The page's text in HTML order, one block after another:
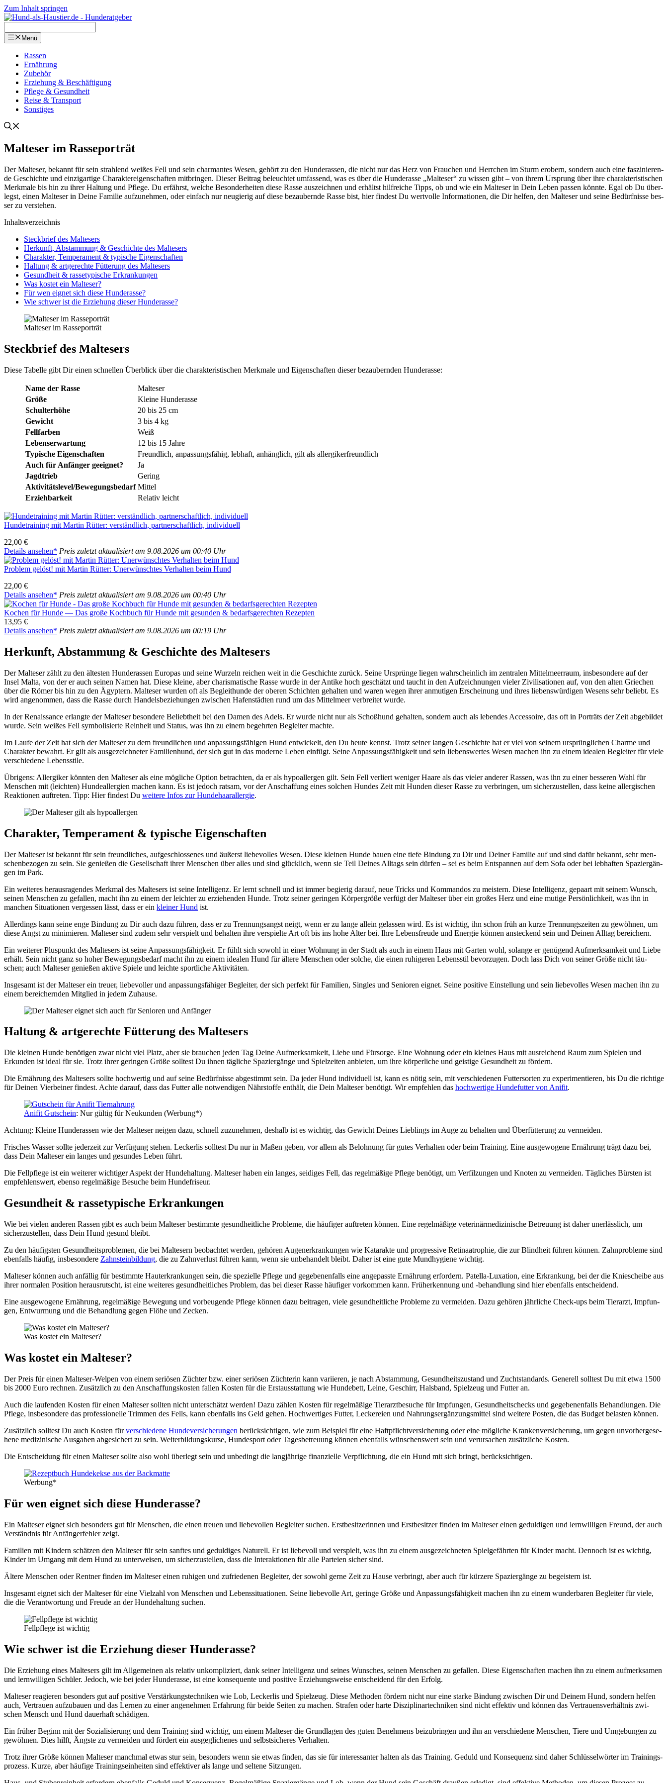
Zum Inhalt springen
Menü
Ras­sen
Ernäh­rung
Zube­hör
Erzie­hung & Beschäf­ti­gung
Pfle­ge & Gesund­heit
Rei­se & Trans­port
Sons­ti­ges
Mal­te­ser im Ras­se­por­trät
Der Mal­te­ser, bekannt für sein strah­lend wei­ßes Fell und sein char­man­tes Wesen, gehört zu den Hun­de­ras­sen, die nicht nur das Herz von Frau­chen und Herr­chen im Sturm erobern, son­dern auch eine fas­zi­nie­ren­
de Geschich­te und ein­zig­ar­ti­ge Cha­rak­ter­ei­gen­schaf­ten mit­brin­gen. Die­ser Bei­trag beleuch­tet umfas­send, was es über die Hun­de­ras­se „Mal­te­ser“ zu wis­sen gibt – von ihrem Ursprung über ihre cha­rak­te­ris­ti­schen
Merk­ma­le bis hin zu ihrer Hal­tung und Pfle­ge. Du erfährst, wel­che Beson­der­hei­ten die­se Ras­se aus­zeich­nen und erhältst hilf­rei­che Tipps, ob und wie ein Mal­te­ser in Dein Leben pas­sen könn­te. Egal ob Du über­
legst, einen Mal­te­ser in Dei­ne Fami­lie auf­zu­neh­men, oder ein­fach nur neu­gie­rig auf die­se bezau­bern­de Ras­se bist, hier fin­dest Du wert­vol­le Infor­ma­tio­nen, die Dir hel­fen, den Mal­te­ser und sei­ne Bedürf­nis­se bes­
ser zu ver­ste­hen.
Inhalts­ver­zeich­nis
Steck­brief des Mal­te­sers
Her­kunft, Abstam­mung & Geschich­te des Mal­te­sers
Cha­rak­ter, Tem­pe­ra­ment & typi­sche Eigen­schaf­ten
Hal­tung & art­ge­rech­te Füt­te­rung des Mal­te­sers
Gesund­heit & ras­se­ty­pi­sche Erkran­kun­gen
Was kos­tet ein Mal­te­ser?
Für wen eig­net sich die­se Hun­de­ras­se?
Wie schwer ist die Erzie­hung die­ser Hun­de­ras­se?
Mal­te­ser im Ras­se­por­trät
Steck­brief des Mal­te­sers
Die­se Tabel­le gibt Dir einen schnel­len Über­blick über die cha­rak­te­ris­ti­schen Merk­ma­le und Eigen­schaf­ten die­ser bezau­bern­den Hun­de­ras­se:
Name der Ras­se
Mal­te­ser
Grö­ße
Klei­ne Hun­de­ras­se
Schul­ter­hö­he
20 bis 25 cm
Gewicht
3 bis 4 kg
Fell­far­ben
Weiß
Lebens­er­war­tung
12 bis 15 Jah­re
Typi­sche Eigen­schaf­ten
Freund­lich, anpas­sungs­fä­hig, leb­haft, anhäng­lich, gilt als all­er­gi­ker­freund­lich
Auch für Anfän­ger geeig­net?
Ja
Jagd­trieb
Gering
Aktivitätslevel/Bewegungsbedarf Mit­tel
Erzieh­bar­keit
Rela­tiv leicht
Hun­de­trai­ning mit Mar­tin Rüt­ter: ver­ständ­lich, part­ner­schaft­lich, indi­vi­du­ell
22,00 €
Details anse­hen* Preis zuletzt aktua­li­siert am 9.08.2026 um 00:40 Uhr
Pro­blem gelöst! mit Mar­tin Rüt­ter: Uner­wünsch­tes Ver­hal­ten beim Hund
22,00 €
Details anse­hen* Preis zuletzt aktua­li­siert am 9.08.2026 um 00:40 Uhr
Kochen für Hun­de — Das gro­ße Koch­buch für Hun­de mit gesun­den & bedarfs­ge­rech­ten Rezep­ten
13,95 €
Details anse­hen* Preis zuletzt aktua­li­siert am 9.08.2026 um 00:19 Uhr
Her­kunft, Abstam­mung & Geschich­te des Mal­te­sers
Der Mal­te­ser zählt zu den ältes­ten Hun­de­ras­sen Euro­pas und sei­ne Wur­zeln rei­chen weit in die Geschich­te zurück. Sei­ne Ursprün­ge lie­gen wahr­schein­lich im zen­tra­len Mit­tel­meer­raum, ins­be­son­de­re auf der
Insel Mal­ta, von der er auch sei­nen Namen hat. Die­se klei­ne, aber cha­ris­ma­ti­sche Ras­se wur­de in der Anti­ke hoch geschätzt und taucht in den Auf­zeich­nun­gen vie­ler Zivi­li­sa­tio­nen auf, von den alten Grie­chen
über die Römer bis hin zu den Ägyp­tern. Mal­te­ser wur­den oft als Begleit­hun­de der obe­ren Schich­ten gehal­ten und waren wegen ihrer anmu­ti­gen Erschei­nung und ihres lie­bens­wür­di­gen Wesens sehr beliebt. Es
wird ange­nom­men, dass die Ras­se durch Han­dels­be­zie­hun­gen zwi­schen Hafen­städ­ten rund um das Mit­tel­meer ver­brei­tet wur­de.
In der Renais­sance erlang­te der Mal­te­ser beson­de­re Beliebt­heit bei den Damen des Adels. Er wur­de nicht nur als Schoß­hund gehal­ten, son­dern auch als leben­des Acces­soire, das oft in Por­träts der Zeit abge­bil­det
wur­de. Sein wei­ßes Fell sym­bo­li­sier­te Rein­heit und Sta­tus, was ihn zu einem begehr­ten Beglei­ter mach­te.
Im Lau­fe der Zeit hat sich der Mal­te­ser zu dem freund­li­chen und anpas­sungs­fä­hi­gen Hund ent­wi­ckelt, den Du heu­te kennst. Trotz sei­ner lan­gen Geschich­te hat er viel von sei­nem ursprüng­li­chen Charme und
Cha­rak­ter bewahrt. Er gilt als aus­ge­zeich­ne­ter Fami­li­en­hund, der sich gut in das moder­ne Leben ein­fügt. Sei­ne Anpas­sungs­fä­hig­keit und sein lie­bens­wer­tes Wesen machen ihn zu einem idea­len Beglei­ter für vie­le
ver­schie­de­ne Lebens­sti­le.
Übri­gens: All­er­gi­ker könn­ten den Mal­te­ser als eine mög­li­che Opti­on betrach­ten, da er als hypo­all­er­gen gilt. Sein Fell ver­liert weni­ger Haa­re als das vie­ler ande­rer Ras­sen, was ihn zu einer bes­se­ren Wahl für
Men­schen mit (leich­ten) Hun­de­all­er­gien machen kann. Es ist jedoch rat­sam, vor der Anschaf­fung eines sol­chen Hun­des Zeit mit Hun­den die­ser Ras­se zu ver­brin­gen, um sicher­zu­stel­len, dass kei­ne all­er­gi­schen
Reak­tio­nen auf­tre­ten. Tipp: Hier fin­dest Du wei­te­re Infos zur Hun­de­haar­all­er­gie.
Cha­rak­ter, Tem­pe­ra­ment & typi­sche Eigen­schaf­ten
Der Mal­te­ser ist bekannt für sein freund­li­ches, auf­ge­schlos­se­nes und äußerst lie­be­vol­les Wesen. Die­se klei­nen Hun­de bau­en eine tie­fe Bin­dung zu Dir und Dei­ner Fami­lie auf und sind dafür bekannt, sehr men­
schen­be­zo­gen zu sein. Sie genie­ßen die Gesell­schaft ihrer Men­schen über alles und sind glück­lich, wenn sie Teil Dei­nes All­tags sein dür­fen – sei es beim Ent­span­nen auf dem Sofa oder bei leb­haf­ten Spa­zier­gän­
gen im Park.
Ein wei­te­res her­aus­ra­gen­des Merk­mal des Mal­te­sers ist sei­ne Intel­li­genz. Er lernt schnell und ist immer begie­rig dar­auf, neue Tricks und Kom­man­dos zu meis­tern. Die­se Intel­li­genz, gepaart mit sei­nem Wunsch,
sei­nen Men­schen zu gefal­len, macht ihn zu einem der leich­ter zu erzie­hen­den Hun­de. Trotz sei­ner gerin­gen Kör­per­grö­ße ver­fügt der Mal­te­ser über ein gro­ßes Herz und eine muti­ge Per­sön­lich­keit, was ihn in
man­chen Situa­tio­nen ver­ges­sen lässt, dass er ein klei­ner Hund ist.
Aller­dings kann sei­ne enge Bin­dung zu Dir auch dazu füh­ren, dass er zu Tren­nungs­angst neigt, wenn er zu lan­ge allein gelas­sen wird. Es ist wich­tig, ihn schon früh an kur­ze Tren­nungs­zei­ten zu gewöh­nen, um
die­se Angst zu mini­mie­ren. Mal­te­ser sind zudem sehr ver­spielt und behal­ten ihre ver­spiel­te Art oft bis ins hohe Alter bei. Ihre Lebens­freu­de und Ener­gie kön­nen anste­ckend sein und Dei­nen All­tag berei­chern.
Ein wei­te­rer Plus­punkt des Mal­te­sers ist sei­ne Anpas­sungs­fä­hig­keit. Er fühlt sich sowohl in einer Woh­nung in der Stadt als auch in einem Haus mit Gar­ten wohl, solan­ge er genü­gend Auf­merk­sam­keit und Lie­be
erhält. Sein nicht ganz so hoher Bewe­gungs­be­darf macht ihn zu einem idea­len Hund für älte­re Men­schen oder sol­che, die einen ruhi­ge­ren Lebens­stil bevor­zu­gen. Doch lass Dich von sei­ner Grö­ße nicht täu­
schen; auch Mal­te­ser genie­ßen akti­ve Spie­le und leich­te sport­li­che Akti­vi­tä­ten.
Ins­ge­samt ist der Mal­te­ser ein treu­er, lie­be­vol­ler und anpas­sungs­fä­hi­ger Beglei­ter, der sich per­fekt für Fami­li­en, Sin­gles und Senio­ren eig­net. Sei­ne posi­ti­ve Ein­stel­lung und sein lie­be­vol­les Wesen machen ihn zu
einem berei­chern­den Mit­glied in jedem Zuhau­se.
Hal­tung & art­ge­rech­te Füt­te­rung des Mal­te­sers
Die klei­nen Hun­de benö­ti­gen zwar nicht viel Platz, aber sie brau­chen jeden Tag Dei­ne Auf­merk­sam­keit, Lie­be und Für­sor­ge. Eine Woh­nung oder ein klei­nes Haus mit aus­rei­chend Raum zum Spie­len und
Erkun­den ist ide­al für sie. Trotz ihrer gerin­gen Grö­ße soll­test Du ihnen täg­li­che Spa­zier­gän­ge und Spiel­zei­ten anbie­ten, um ihre kör­per­li­che und geis­ti­ge Gesund­heit zu för­dern.
Die Ernäh­rung des Mal­te­sers soll­te hoch­wer­tig und auf sei­ne Bedürf­nis­se abge­stimmt sein. Da jeder Hund indi­vi­du­ell ist, kann es nötig sein, mit ver­schie­de­nen Fut­ter­sor­ten zu expe­ri­men­tie­ren, bis Du die rich­ti­ge
für Dei­nen Vier­bei­ner fin­dest. Ach­te dar­auf, dass das Fut­ter alle not­wen­di­gen Nähr­stof­fe ent­hält, die Dein Mal­te­ser benö­tigt. Wir emp­feh­len das hoch­wer­ti­ge Hun­de­fut­ter von Ani­fit.
Ani­fit Gut­schein: Nur gül­tig für Neu­kun­den (Wer­bung*)
Ach­tung: Klei­ne Hun­de­ras­sen wie der Mal­te­ser nei­gen dazu, schnell zuzu­neh­men, des­halb ist es wich­tig, das Gewicht Dei­nes Lieb­lings im Auge zu behal­ten und Über­füt­te­rung zu ver­mei­den.
Fri­sches Was­ser soll­te jeder­zeit zur Ver­fü­gung ste­hen. Lecker­lis soll­test Du nur in Maßen geben, vor allem als Beloh­nung für gutes Ver­hal­ten oder beim Trai­ning. Eine aus­ge­wo­ge­ne Ernäh­rung trägt dazu bei,
dass Dein Mal­te­ser ein lan­ges und gesun­des Leben führt.
Die Fell­pfle­ge ist ein wei­te­rer wich­ti­ger Aspekt der Hun­de­hal­tung. Mal­te­ser haben ein lan­ges, sei­di­ges Fell, das regel­mä­ßi­ge Pfle­ge benö­tigt, um Ver­fil­zun­gen und Kno­ten zu ver­mei­den. Täg­li­ches Bürs­ten ist
emp­feh­lens­wert, eben­so regel­mä­ßi­ge Besu­che beim Hun­de­fri­seur.
Gesund­heit & ras­se­ty­pi­sche Erkran­kun­gen
Wie bei vie­len ande­ren Ras­sen gibt es auch beim Mal­te­ser bestimm­te gesund­heit­li­che Pro­ble­me, die häu­fi­ger auf­tre­ten kön­nen. Eine regel­mä­ßi­ge vete­ri­när­me­di­zi­ni­sche Betreu­ung ist daher uner­läss­lich, um
sicher­zu­stel­len, dass Dein Hund gesund bleibt.
Zu den häu­figs­ten Gesund­heits­pro­ble­men, die bei Mal­te­sern beob­ach­tet wer­den, gehö­ren Augen­er­kran­kun­gen wie Kata­rak­te und pro­gres­si­ve Reti­na­atro­phie, die zur Blind­heit füh­ren kön­nen. Zahn­pro­ble­me sind
eben­falls häu­fig, ins­be­son­de­re Zahn­stein­bil­dung, die zu Zahn­ver­lust füh­ren kann, wenn sie unbe­han­delt bleibt. Daher ist eine gute Mund­hy­gie­ne wich­tig.
Mal­te­ser kön­nen auch anfäl­lig für bestimm­te Haut­er­kran­kun­gen sein, die spe­zi­el­le Pfle­ge und gege­be­nen­falls eine ange­pass­te Ernäh­rung erfor­dern. Patel­la-Luxa­ti­on, eine Erkran­kung, bei der die Knie­schei­be aus
ihrer nor­ma­len Posi­ti­on her­aus­rutscht, ist eine wei­te­res gesund­heit­li­ches Pro­blem, das bei die­ser Ras­se häu­fi­ger vor­kom­men kann. Früh­erken­nung und ‑behand­lung sind hier eben­falls ent­schei­dend.
Eine aus­ge­wo­ge­ne Ernäh­rung, regel­mä­ßi­ge Bewe­gung und vor­beu­gen­de Pfle­ge kön­nen dazu bei­tra­gen, vie­le gesund­heit­li­che Pro­ble­me zu ver­mei­den. Dazu gehö­ren jähr­li­che Check-ups beim Tier­arzt, Imp­fun­
gen, Ent­wur­mung und die Behand­lung gegen Flö­he und Zecken.
Was kos­tet ein Mal­te­ser?
Was kos­tet ein Mal­te­ser?
Der Preis für einen Mal­te­ser-Wel­pen von einem seriö­sen Züch­ter bzw. einer seriö­sen Züch­te­rin kann vari­ie­ren, je nach Abstam­mung, Gesund­heits­zu­stand und Zucht­stan­dards. Gene­rell soll­test Du mit etwa 1500
bis 2000 Euro rech­nen. Zusätz­lich zu den Anschaf­fungs­kos­ten fal­len Kos­ten für die Erst­aus­stat­tung wie Hun­de­bett, Lei­ne, Geschirr, Hals­band, Spiel­zeug und Fut­ter an.
Auch die lau­fen­den Kos­ten für einen Mal­te­ser soll­ten nicht unter­schätzt wer­den! Dazu zäh­len Kos­ten für regel­mä­ßi­ge Tier­arzt­be­su­che für Imp­fun­gen, Gesund­heits­checks und gege­be­nen­falls Behand­lun­gen. Die
Pfle­ge, ins­be­son­de­re das pro­fes­sio­nel­le Trim­men des Fells, kann eben­falls ins Geld gehen. Hoch­wer­ti­ges Fut­ter, Lecke­rei­en und Nah­rungs­er­gän­zungs­mit­tel sind wei­te­re Pos­ten, die das Bud­get belas­ten kön­nen.
Zusätz­lich soll­test Du auch Kos­ten fürver­schie­de­ne Hun­de­ver­si­che­run­gen berück­sich­ti­gen, wie zum Bei­spiel für eine Haft­pflicht­ver­si­che­rung oder eine mög­li­che Kran­ken­ver­si­che­rung, um gegen unvor­her­ge­se­
he­ne medi­zi­ni­sche Aus­ga­ben abge­si­chert zu sein. Wei­ter­bil­dungs­kur­se, Hun­de­sport oder Tages­be­treu­ung kön­nen eben­falls wün­schens­wert sein und ver­ur­sa­chen zusätz­li­che Kos­ten.
Die Ent­schei­dung für einen Mal­te­ser soll­te also wohl über­legt sein und unbe­dingt die lang­jäh­ri­ge finan­zi­el­le Ver­pflich­tung, die ein Hund mit sich bringt, berück­sich­ti­gen.
Wer­bung*
Für wen eig­net sich die­se Hun­de­ras­se?
Ein Mal­te­ser eig­net sich beson­ders gut für Men­schen, die einen treu­en und lie­be­vol­len Beglei­ter suchen. Erst­be­sit­ze­rin­nen und Erst­be­sit­zer fin­den im Mal­te­ser einen gedul­di­gen und lern­wil­li­gen Freund, der auch
Ver­ständ­nis für Anfän­ger­feh­ler zeigt.
Fami­li­en mit Kin­dern schät­zen den Mal­te­ser für sein sanf­tes und gedul­di­ges Natu­rell. Er ist lie­be­voll und ver­spielt, was ihn zu einem aus­ge­zeich­ne­ten Spiel­ge­fähr­ten für Kin­der macht. Den­noch ist es wich­tig,
Kin­der im Umgang mit dem Hund zu unter­wei­sen, um sicher­zu­stel­len, dass die Inter­ak­tio­nen für alle Par­tei­en sicher sind.
Älte­re Men­schen oder Rent­ner fin­den im Mal­te­ser einen ruhi­gen und zufrie­de­nen Beglei­ter, der sowohl ger­ne Zeit zu Hau­se ver­bringt, aber auch für kür­ze­re Spa­zier­gän­ge zu begeis­tern ist.
Ins­ge­samt eig­net sich der Mal­te­ser für eine Viel­zahl von Men­schen und Lebens­si­tua­tio­nen. Sei­ne lie­be­vol­le Art, gerin­ge Grö­ße und Anpas­sungs­fä­hig­keit machen ihn zu einem wun­der­ba­ren Beglei­ter für vie­le,
die die Ver­ant­wor­tung und Freu­de an der Hun­de­hal­tung suchen.
Fell­pfle­ge ist wich­tig
Wie schwer ist die Erzie­hung die­ser Hun­de­ras­se?
Die Erzie­hung eines Mal­te­sers gilt im All­ge­mei­nen als rela­tiv unkom­pli­ziert, dank sei­ner Intel­li­genz und sei­nes Wun­sches, sei­nen Men­schen zu gefal­len. Die­se Eigen­schaf­ten machen ihn zu einem auf­merk­sa­men
und lern­wil­li­gen Schü­ler. Jedoch, wie bei jeder Hun­de­ras­se, ist eine kon­se­quen­te und posi­ti­ve Erzie­hungs­wei­se ent­schei­dend für den Erfolg.
Mal­te­ser reagie­ren beson­ders gut auf posi­ti­ve Ver­stär­kungs­tech­ni­ken wie Lob, Lecker­lis und Spiel­zeug. Die­se Metho­den för­dern nicht nur eine star­ke Bin­dung zwi­schen Dir und Dei­nem Hund, son­dern hel­fen
auch, Ver­trau­en auf­zu­bau­en und das Ler­nen zu einer ange­neh­men Erfah­rung für bei­de Sei­ten zu machen. Stra­fen oder har­te Dis­zi­pli­nar­tech­ni­ken sind nicht effek­tiv und kön­nen das Ver­trau­ens­ver­hält­nis zwi­
schen Mensch und Hund dau­er­haft schä­di­gen.
Ein frü­her Beginn mit der Sozia­li­sie­rung und dem Trai­ning sind wich­tig, um einem Mal­te­ser die Grund­la­gen des guten Beneh­mens bei­zu­brin­gen und ihn an ver­schie­de­ne Men­schen, Tie­re und Umge­bun­gen zu
gewöh­nen. Dies hilft, Ängs­te zu ver­mei­den und för­dert ein aus­ge­gli­che­nes und selbst­si­che­res Ver­hal­ten.
Trotz ihrer Grö­ße kön­nen Mal­te­ser manch­mal etwas stur sein, beson­ders wenn sie etwas fin­den, das sie für inter­es­san­ter hal­ten als das Trai­ning. Geduld und Kon­se­quenz sind daher Schlüs­sel­wör­ter im Trai­nings­
pro­zess. Kur­ze, aber häu­fi­ge Trai­nings­ein­hei­ten sind effek­ti­ver als lan­ge und sel­te­ne Sit­zun­gen.